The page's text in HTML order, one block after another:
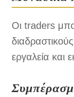
Οι traders
εργαλεία και